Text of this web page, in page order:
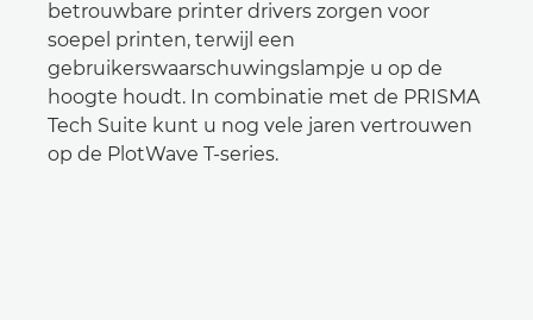
betrouwbare printer drivers zorgen voor
soepel printen, terwijl een
gebruikerswaarschuwingslampje u op de
hoogte houdt. In combinatie met de PRISMA
Tech Suite kunt u nog vele jaren vertrouwen
op de PlotWave T-series.